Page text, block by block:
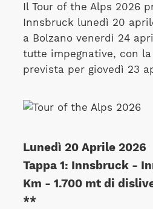
Il Tour of the Alps 2026
Innsbruck lunedì 20
a Bolzano venerdì 24
tutte impegnative, con
prevista per giovedì 23
Lunedì 20 Aprile 2026
Tappa 1: Innsbruck -
Km - 1.700 mt di
**